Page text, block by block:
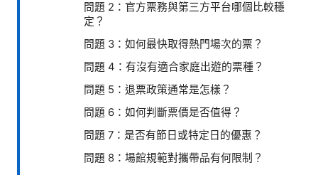
問題 2：官方票務與第三方平台哪個比較穩
定？
問題 3：如何最快取得熱門場次的票？
問題 4：有沒有適合家庭出遊的票種？
問題 5：退票政策通常是怎樣？
問題 6：如何判斷票價是否值得？
問題 7：是否有節日或特定日的優惠？
問題 8：場館規範對攜帶品有何限制？